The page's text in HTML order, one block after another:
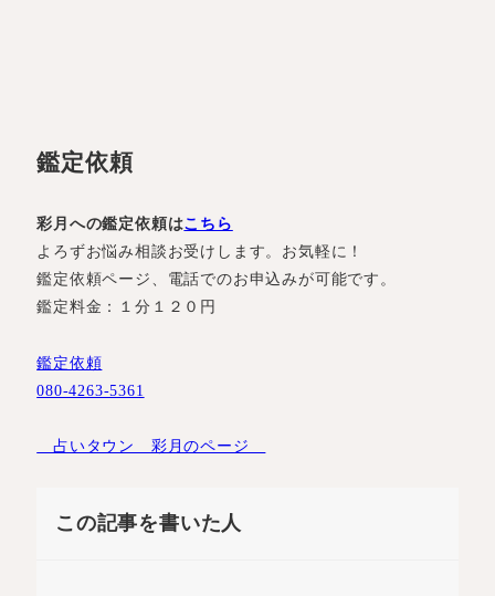
鑑定依頼
彩月への鑑定依頼はこちら
よろずお悩み相談お受けします。お気軽に！
鑑定依頼ページ、電話でのお申込みが可能です。
鑑定料金：１分１２０円
鑑定依頼
080-4263-5361
占いタウン 彩月のページ
この記事を書いた人